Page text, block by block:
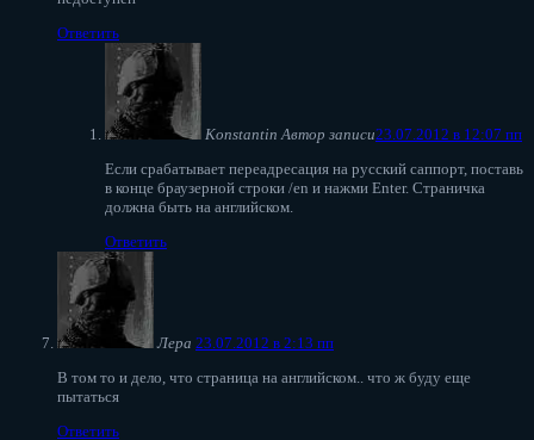
Ответить
Konstantin Автор записи23.07.2012 в 12:07 пп
Если срабатывает переадресация на русский саппорт, поставь
в конце браузерной строки /en и нажми Enter. Страничка
должна быть на английском.
Ответить
Лера 23.07.2012 в 2:13 пп
В том то и дело, что страница на английском.. что ж буду еще
пытаться
Ответить